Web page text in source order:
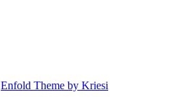
Enfold Theme by Kriesi